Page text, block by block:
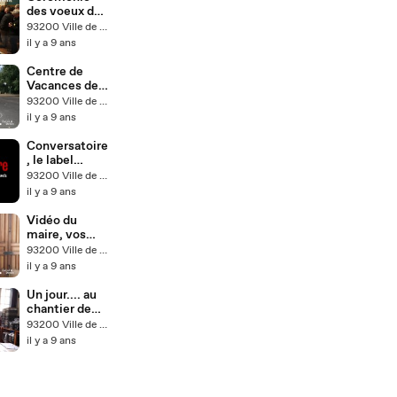
des voeux de
Laurent
Russier, maire
Denis
93200 Ville de Saint-Denis
il y a 9 ans
Centre de
Vacances de
Saint-Jean-
de-Monts
93200 Ville de Saint-Denis
il y a 9 ans
Conversatoire
, le label
interculturel
dionysien
93200 Ville de Saint-Denis
il y a 9 ans
Vidéo du
maire, vos
priorités pour
2020
93200 Ville de Saint-Denis
il y a 9 ans
Un jour.... au
chantier de
fouille
archéologique
93200 Ville de Saint-Denis
il y a 9 ans